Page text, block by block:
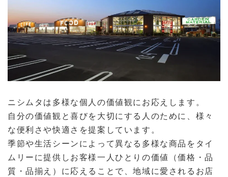
ニシムタは多様な個人の価値観にお応えします。
自分の価値観と喜びを大切にする人のために、様々
な便利さや快適さを提案しています。
季節や生活シーンによって異なる多様な商品をタイ
ムリーに提供しお客様一人ひとりの価値（価格・品
質・品揃え）に応えることで、地域に愛されるお店